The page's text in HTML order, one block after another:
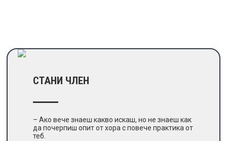
СТАНИ ЧЛЕН
– Ако вече знаеш какво искаш, но не знаеш как
да почерпиш опит от хора с повече практика от
теб.